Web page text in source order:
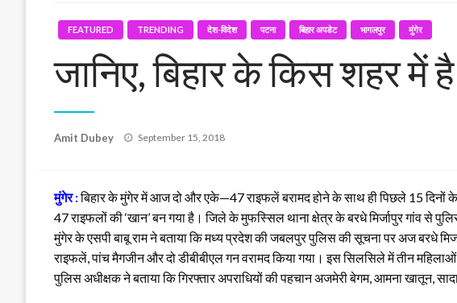
FEATURED TRENDING देश-विदेश पटना बिहार अपडेट भागलपुर मुंगेर
जानिए, बिहार के किस शहर में
Amit Dubey
Posted
September 15, 2018
मुंगेर :बिहार के मुंगेर में आज दो और एके—47 राइफलें बरामद होने के साथ ही पिछले 15
47 राइफलों की ‘खान’ बन गया है। जिले के मुफस्सिल थाना क्षेत्र के बरधे मिर्जापुर गांव से
मुंगेर के एसपी बाबू राम ने बताया कि मध्य प्रदेश की जबलपुर पुलिस की सूचना पर अज बरधे
राइफलें, पांच मैगजीन और दो डीबीबीएल गन वरामद किया गया। इस सिलसिले में तीन महिलाओं
पुलिस अधीक्षक ने बताया कि गिरफ्तार अपराधियों की पहचान अजमेरी बेगम, आमना खातून,